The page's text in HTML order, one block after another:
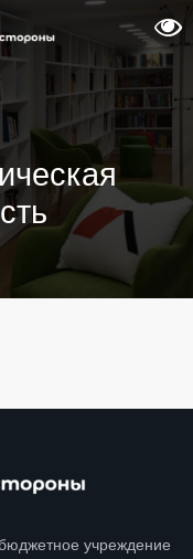
учреждение